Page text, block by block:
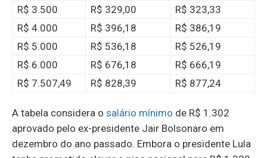
R$ 3.500
R$ 329,00
R$ 323,33
R$ 4.000
R$ 396,18
R$ 386,19
R$ 5.000
R$ 536,18
R$ 526,19
R$ 6.000
R$ 676,18
R$ 666,19
R$ 7.507,49
R$ 828,39 R$ 877,24
A tabela considera o salário mínimo de R$ 1.302
aprovado pelo ex-presidente Jair Bolsonaro em
dezembro do ano passado. Embora o presidente Lula